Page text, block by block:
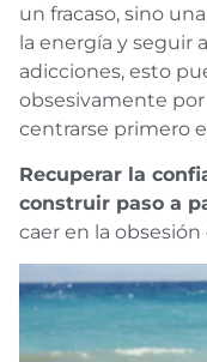
un fracaso, sino
la energía y seguir
adicciones, esto
obsesivamente por
centrarse primero
Recuperar la
construir paso a
caer en la